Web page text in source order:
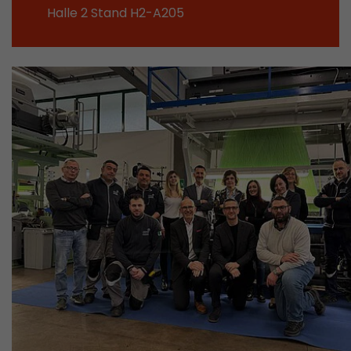
Halle 2 Stand H2-A205
Zweck
Dieses Cookie ist das Besucherquellen Cookie.
übergeben wurden. Ebenfalls speichert dieses
Besucherquelle des letztes Besuches anderst
aktuelle. Wenn keine Informationen zur
werden können so wird das Cookie nicht
diesem Wege kann Google Analytics
Conversions und E-Commerce Transaktionen
Besucherquelle zuordnen. Das Cookie enthält
Informationen über vergangene
_ga
Provider https://analytics.google.com
Laufzeit 2 Jahre
Registriert eine eindeutige ID, die verwendet